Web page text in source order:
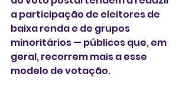
a participação de eleitores de
baixa renda e de grupos
minoritários — públicos que, em
geral, recorrem mais a esse
modelo de votação.